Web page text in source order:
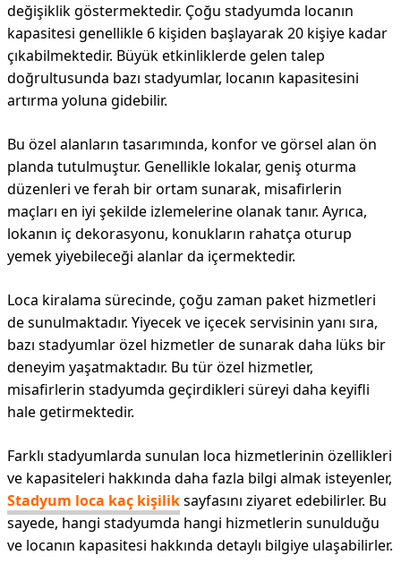
değişiklik göstermektedir. Çoğu stadyumda locanın
kapasitesi genellikle 6 kişiden başlayarak 20 kişiye kadar
çıkabilmektedir. Büyük etkinliklerde gelen talep
doğrultusunda bazı stadyumlar, locanın kapasitesini
artırma yoluna gidebilir.
Bu özel alanların tasarımında, konfor ve görsel alan ön
planda tutulmuştur. Genellikle lokalar, geniş oturma
düzenleri ve ferah bir ortam sunarak, misafirlerin
maçları en iyi şekilde izlemelerine olanak tanır. Ayrıca,
lokanın iç dekorasyonu, konukların rahatça oturup
yemek yiyebileceği alanlar da içermektedir.
Loca kiralama sürecinde, çoğu zaman paket hizmetleri
de sunulmaktadır. Yiyecek ve içecek servisinin yanı sıra,
bazı stadyumlar özel hizmetler de sunarak daha lüks bir
deneyim yaşatmaktadır. Bu tür özel hizmetler,
misafirlerin stadyumda geçirdikleri süreyi daha keyifli
hale getirmektedir.
Farklı stadyumlarda sunulan loca hizmetlerinin özellikleri
ve kapasiteleri hakkında daha fazla bilgi almak isteyenler,
Stadyum loca kaç kişiliksayfasını ziyaret edebilirler. Bu
sayede, hangi stadyumda hangi hizmetlerin sunulduğu
ve locanın kapasitesi hakkında detaylı bilgiye ulaşabilirler.